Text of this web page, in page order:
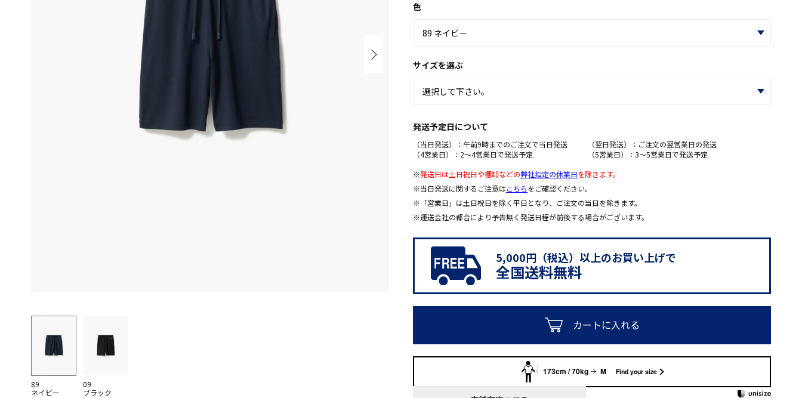
89
ネイビー
09
ブラック
色
サイズを選ぶ
発送予定日について
（当日発送）：午前9時までのご注文で当日発送
（翌日発送）：ご注文の翌営業日の発送
（4営業日）：2～4営業日で発送予定
（5営業日）：3～5営業日で発送予定
※発送日は土日祝日や棚卸などの弊社指定の休業日を除きます。
※当日発送に関するご注意はこちらをご確認ください。
※「営業日」は土日祝日を除く平日となり、ご注文の当日を除きます。
※運送会社の都合により予告無く発送日程が前後する場合がございます。
5,000円（税込）以上のお買い上げで
全国送料無料
カートに入れる
173cm / 70kg M Find your size